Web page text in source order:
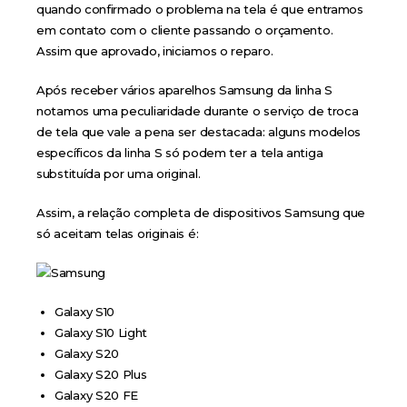
quando confirmado o problema na tela é que entramos
em contato com o cliente passando o orçamento.
Assim que aprovado, iniciamos o reparo.
Após receber vários aparelhos Samsung da linha S
notamos uma peculiaridade durante o serviço de troca
de tela que vale a pena ser destacada: alguns modelos
específicos da linha S só podem ter a tela antiga
substituída por uma original.
Assim, a relação completa de dispositivos Samsung que
só aceitam telas originais é:
Galaxy S10
Galaxy S10 Light
Galaxy S20
Galaxy S20 Plus
Galaxy S20 FE